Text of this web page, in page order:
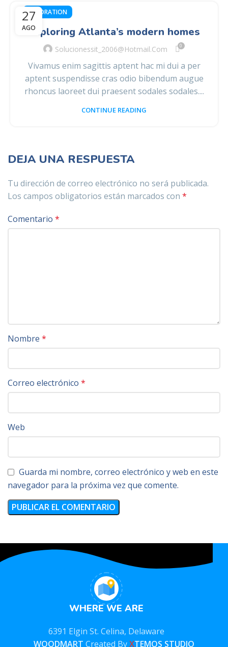
27
AGO
DECORATION
Exploring Atlanta’s modern homes
Solucionessit_2006@hotmail.com 0
Vivamus enim sagittis aptent hac mi dui a per
aptent suspendisse cras odio bibendum augue
rhoncus laoreet dui praesent sodales sodales....
CONTINUE READING
DEJA UNA RESPUESTA
Tu dirección de correo electrónico no será publicada.
Los campos obligatorios están marcados con *
Comentario *
Nombre *
Correo electrónico *
Web
Guarda mi nombre, correo electrónico y web en este
navegador para la próxima vez que comente.
WHERE WE ARE
6391 Elgin St. Celina, Delaware
WOODMART Created ByXTEMOS STUDIO